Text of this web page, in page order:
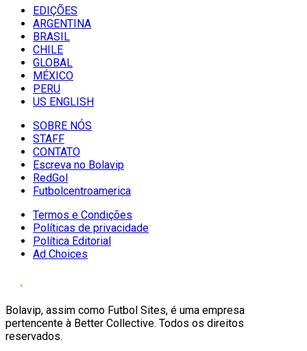
EDIÇÕES
ARGENTINA
BRASIL
CHILE
GLOBAL
MÉXICO
PERU
US ENGLISH
SOBRE NÓS
STAFF
CONTATO
Escreva no Bolavip
RedGol
Futbolcentroamerica
Termos e Condições
Políticas de privacidade
Política Editorial
Ad Choices
Bolavip, assim como Futbol Sites, é uma empresa
pertencente à Better Collective. Todos os direitos
reservados.